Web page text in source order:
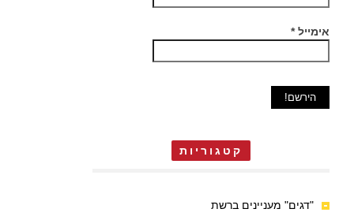
אימייל*
קטגוריות
"דגים" מעניינים ברשת